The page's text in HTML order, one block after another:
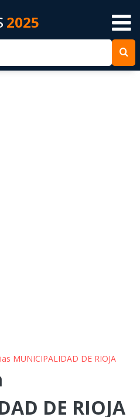
2025
MUNICIPALIDAD DE RIOJA
DE RIOJA